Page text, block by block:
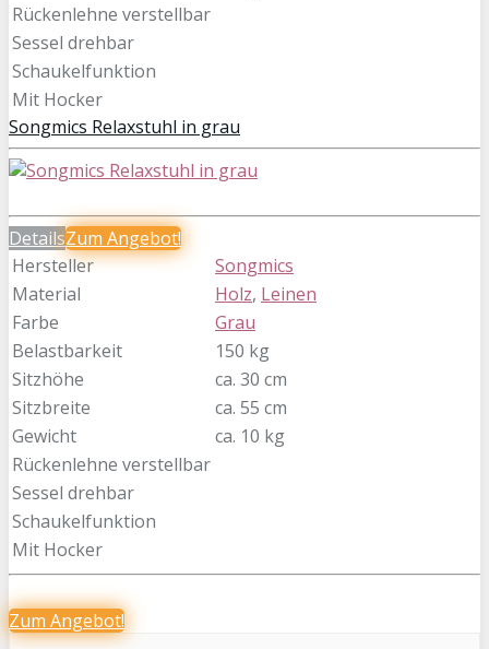
Rückenlehne verstellbar
Sessel drehbar
Schaukelfunktion
Mit Hocker
Songmics Relaxstuhl in grau
DetailsZum Angebot!
Hersteller
Songmics
Material
Holz, Leinen
Farbe
Grau
Belastbarkeit
150 kg
Sitzhöhe
ca. 30 cm
Sitzbreite
ca. 55 cm
Gewicht
ca. 10 kg
Rückenlehne verstellbar
Sessel drehbar
Schaukelfunktion
Mit Hocker
Zum Angebot!